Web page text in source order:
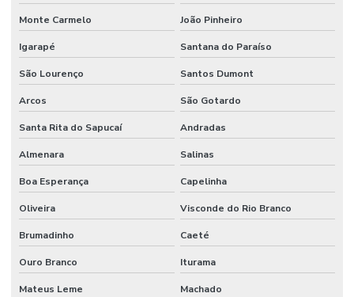
Monte Carmelo João Pinheiro
Igarapé Santana do Paraíso
São Lourenço Santos Dumont
Arcos São Gotardo
Santa Rita do Sapucaí Andradas
Almenara Salinas
Boa Esperança Capelinha
Oliveira Visconde do Rio Branco
Brumadinho Caeté
Ouro Branco Iturama
Mateus Leme Machado